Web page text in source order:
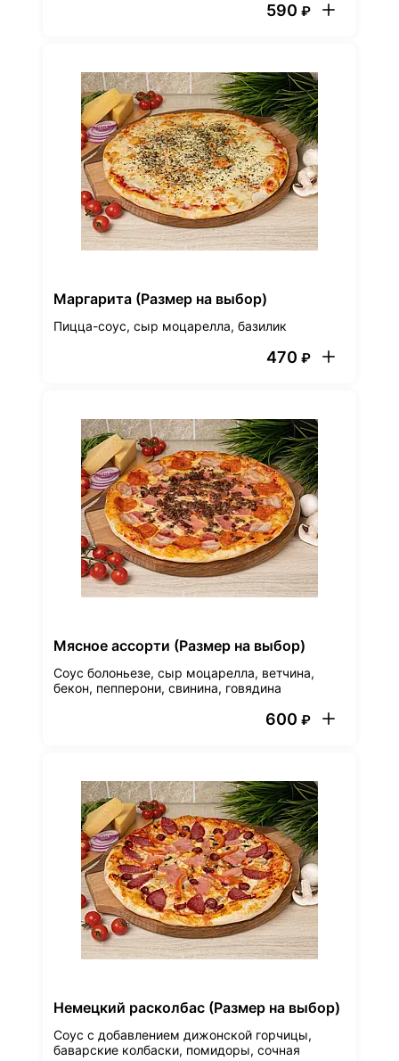
590 ₽
Маргарита (Размер на выбор)
Пицца-соус, сыр моцарелла, базилик
470 ₽
Мясное ассорти (Размер на выбор)
Соус болоньезе, сыр моцарелла, ветчина,
бекон, пепперони, свинина, говядина
600 ₽
Немецкий расколбас (Размер на выбор)
Соус с добавлением дижонской горчицы,
баварские колбаски, помидоры, сочная